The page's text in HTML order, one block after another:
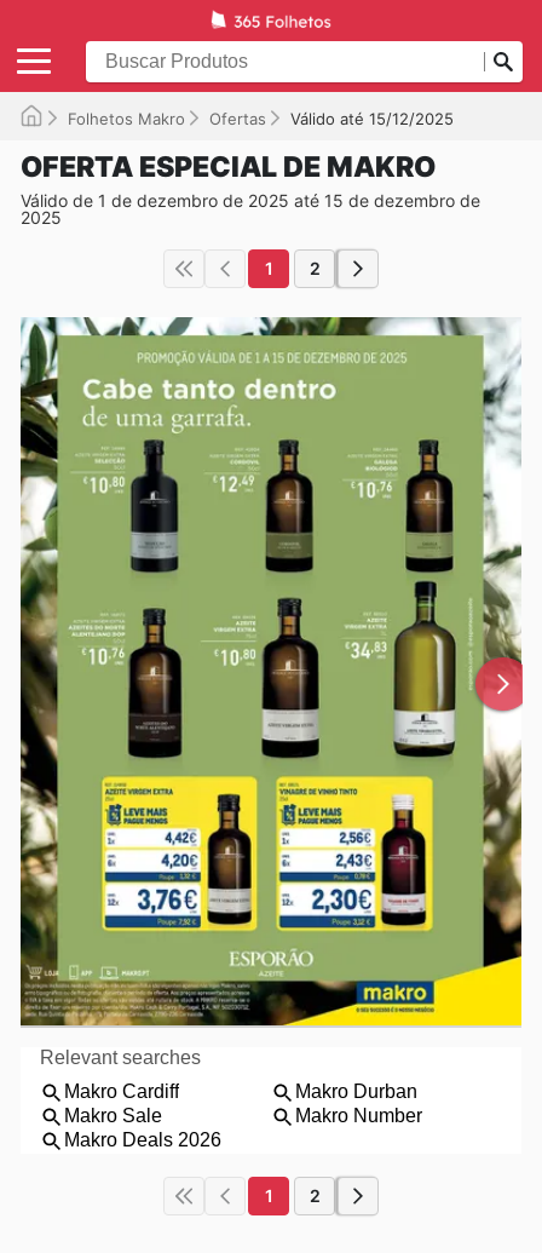
Folhetos Makro Ofertas Válido até 15/12/2025
OFERTA ESPECIAL DE MAKRO
Válido de 1 de dezembro de 2025 até 15 de dezembro de
2025
1 2
1 2